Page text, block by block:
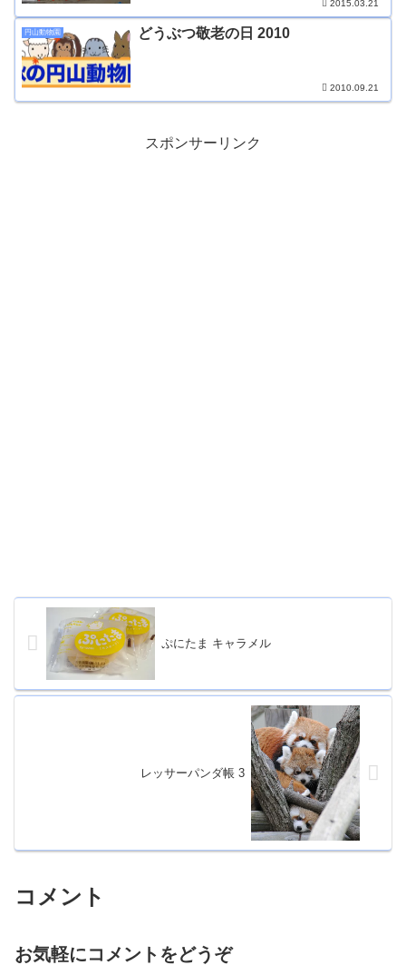
2015.03.21
円山動物園 どうぶつ敬老の日 2010
2010.09.21
スポンサーリンク
ぷにたま キャラメル
レッサーパンダ帳 3
コメント
お気軽にコメントをどうぞ